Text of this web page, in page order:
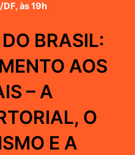
às 19h
BRASIL:
AOS
– A
O
E A